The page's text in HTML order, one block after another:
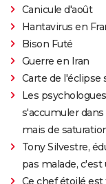
Canicule d'août
Hantavirus en
Bison Futé
Guerre en Iran
Carte de l'éclipse
Les
s'accumuler
mais de
Tony Silvestre,
pas malade,
Ce chef étoilé